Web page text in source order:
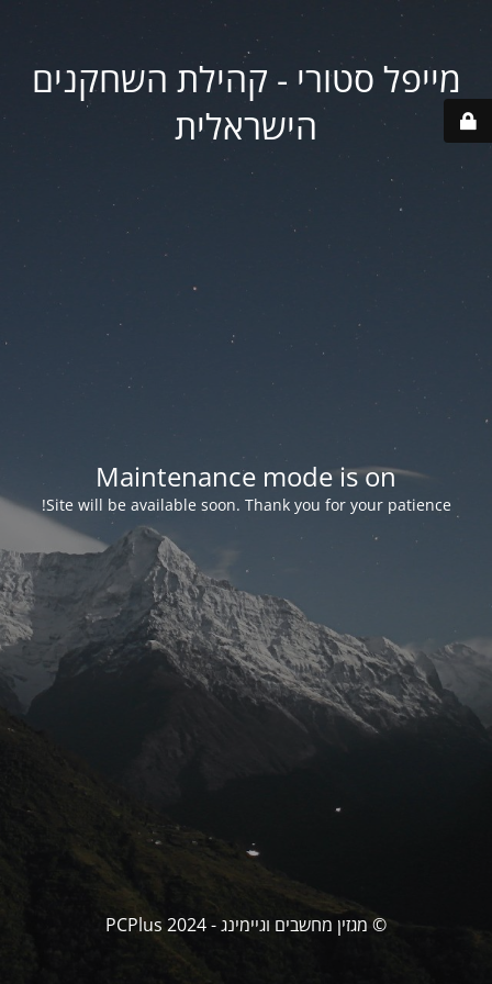
מייפל סטורי - קהילת השחקנים
הישראלית
Maintenance mode is on
Site will be available soon. Thank you for your patience!
© מגזין מחשבים וגיימינג - PCPlus 2024